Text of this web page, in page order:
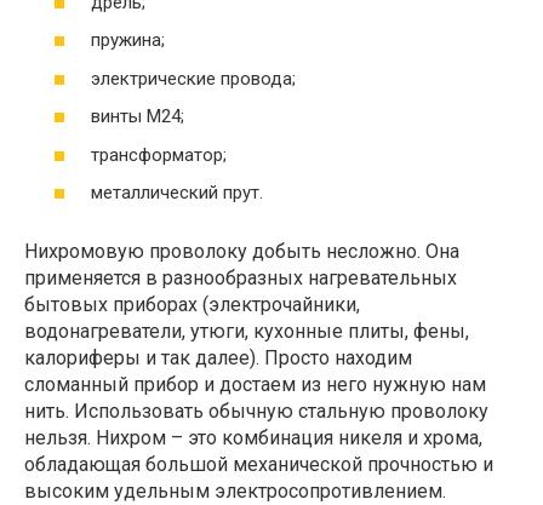
пружина;
электрические провода;
винты М24;
трансформатор;
металлический прут.
Нихромовую проволоку добыть несложно. Она
применяется в разнообразных нагревательных
бытовых приборах (электрочайники,
водонагреватели, утюги, кухонные плиты, фены,
калориферы и так далее). Просто находим
сломанный прибор и достаем из него нужную нам
нить. Использовать обычную стальную проволоку
нельзя. Нихром – это комбинация никеля и хрома,
обладающая большой механической прочностью и
высоким удельным электросопротивлением.